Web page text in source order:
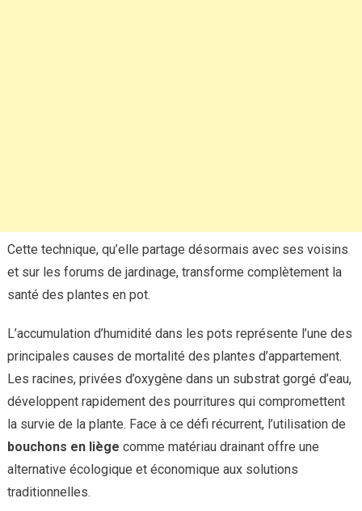
Cette technique, qu’elle partage désormais avec ses voisins
et sur les forums de jardinage, transforme complètement la
santé des plantes en pot.
L’accumulation d’humidité dans les pots représente l’une des
principales causes de mortalité des plantes d’appartement.
Les racines, privées d’oxygène dans un substrat gorgé d’eau,
développent rapidement des pourritures qui compromettent
la survie de la plante. Face à ce défi récurrent, l’utilisation de
bouchons en liège comme matériau drainant offre une
alternative écologique et économique aux solutions
traditionnelles.